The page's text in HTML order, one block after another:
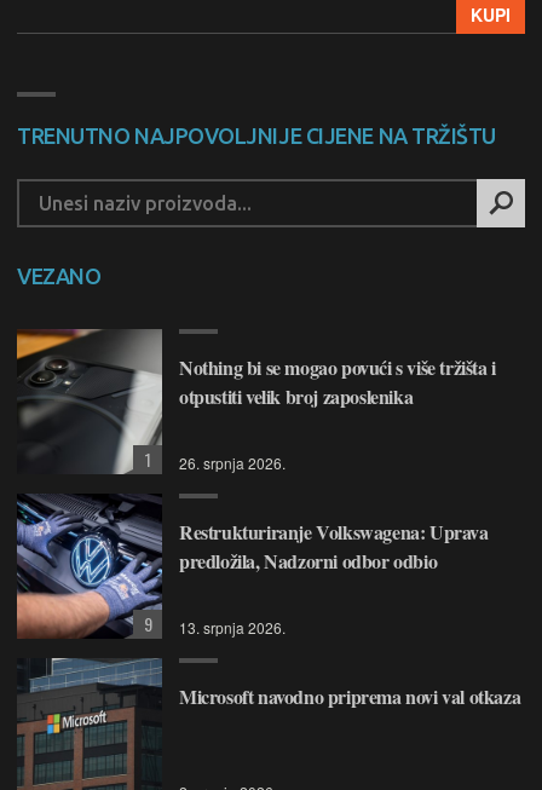
KUPI
TRENUTNO NAJPOVOLJNIJE CIJENE NA TRŽIŠTU
VEZANO
Nothing bi se mogao povući s više tržišta i
otpustiti velik broj zaposlenika
26. srpnja 2026.
1
Restrukturiranje Volkswagena: Uprava
predložila, Nadzorni odbor odbio
13. srpnja 2026.
9
Microsoft navodno priprema novi val otkaza